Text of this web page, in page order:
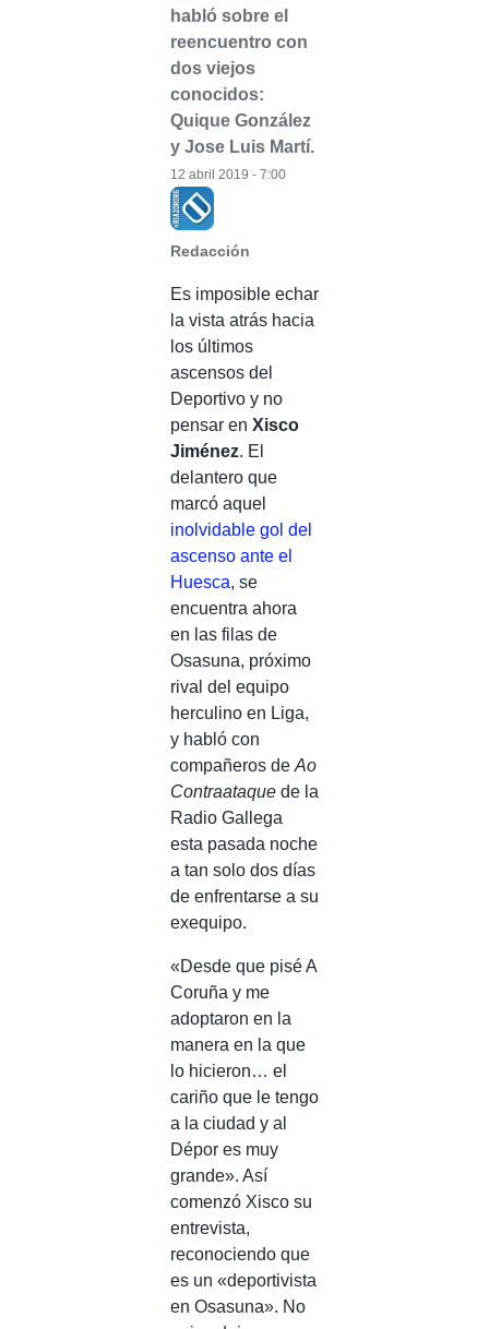
habló sobre el
reencuentro con
dos viejos
conocidos:
Quique González
y Jose Luis Martí.
Redacción
12 abril 2019 - 7:00
Es imposible echar
la vista atrás hacia
los últimos
ascensos del
Deportivo y no
pensar en Xisco
Jiménez. El
delantero que
marcó aquel
inolvidable gol del
ascenso ante el
Huesca, se
encuentra ahora
en las filas de
Osasuna, próximo
rival del equipo
herculino en Liga,
y habló con
compañeros de Ao
Contraataque de la
Radio Gallega
esta pasada noche
a tan solo dos días
de enfrentarse a su
exequipo.
«Desde que pisé A
Coruña y me
adoptaron en la
manera en la que
lo hicieron… el
cariño que le tengo
a la ciudad y al
Dépor es muy
grande». Así
comenzó Xisco su
entrevista,
reconociendo que
es un «deportivista
en Osasuna». No